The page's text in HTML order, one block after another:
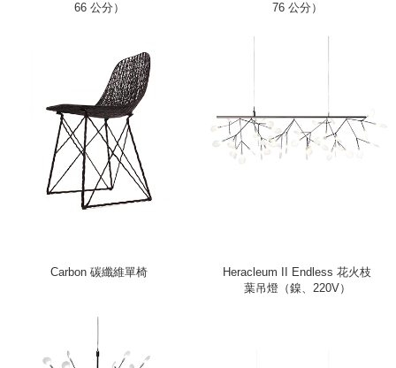
66 公分）
76 公分）
Carbon 碳纖維單椅
Heracleum II Endless 花火枝
葉吊燈（鎳、220V）